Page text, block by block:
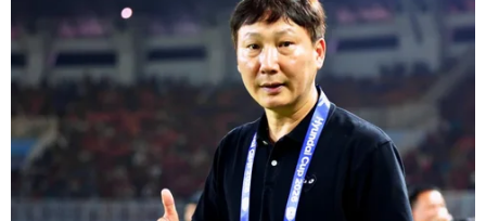
Thủ tướng Chính phủ vừa ban hành Công điện
số 07/CĐ-TTg về việc khắc phục hậu quả vụ tai
nạn giao thông đặc biệt nghiêm trọng tại thành
phố Đà Nẵng.